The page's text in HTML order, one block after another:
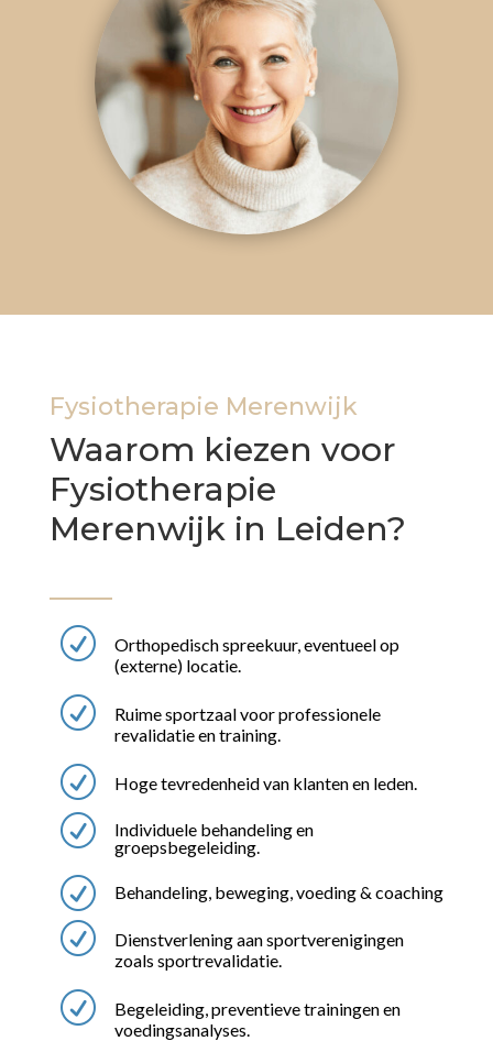
Fysiotherapie Merenwijk
Waarom kiezen voor
Fysiotherapie
Merenwijk in Leiden?
R
Orthopedisch spreekuur, eventueel op
(externe) locatie.
R
Ruime sportzaal voor professionele
revalidatie en training.
R Hoge tevredenheid van klanten en leden.
R
Individuele behandeling en
groepsbegeleiding.
R Behandeling, beweging, voeding & coaching
R
Dienstverlening aan sportverenigingen
zoals sportrevalidatie.
R
Begeleiding, preventieve trainingen en
voedingsanalyses.